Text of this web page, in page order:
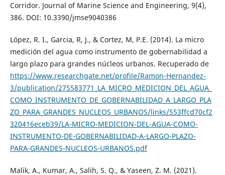
Corridor. Journal of Marine Science and Engineering, 9(4),
386. DOI: 10.3390/jmse9040386
López, R. I., Garcia, R, J., & Cortez, M, P.E. (2014). La micro
medición del agua como instrumento de gobernabilidad a
largo plazo para grandes núcleos urbanos. Recuperado de
https://www.researchgate.net/profile/Ramon-Hernandez-
3/publication/275583771_LA_MICRO_MEDICION_DEL_AGUA_
COMO_INSTRUMENTO_DE_GOBERNABILIDAD_A_LARGO_PLA
ZO_PARA_GRANDES_NUCLEOS_URBANOS/links/553ffcd70cf2
320416eceb39/LA-MICRO-MEDICION-DEL-AGUA-COMO-
INSTRUMENTO-DE-GOBERNABILIDAD-A-LARGO-PLAZO-
PARA-GRANDES-NUCLEOS-URBANOS.pdf
Malik, A., Kumar, A., Salih, S. Q., & Yaseen, Z. M. (2021).